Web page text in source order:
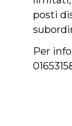
posti
Per